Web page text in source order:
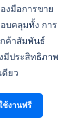
งมือการขาย
บคลุมทั้ง การ
ค้าสัมพันธ์
มีประสิทธิภาพ
ดียว
ช้งานฟรี